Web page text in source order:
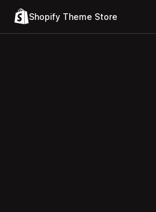
Shopify Theme Store